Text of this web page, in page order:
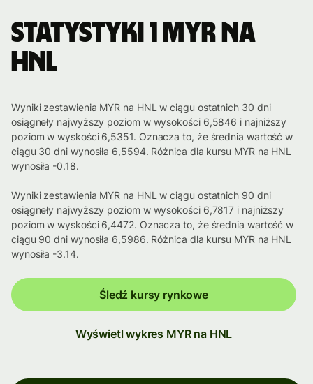
Statystyki 1 MYR na
HNL
Wyniki zestawienia MYR na HNL w ciągu ostatnich 30 dni
osiągneły najwyższy poziom w wysokości 6,5846 i najniższy
poziom w wyskości 6,5351. Oznacza to, że średnia wartość w
ciągu 30 dni wynosiła 6,5594. Różnica dla kursu MYR na HNL
wynosiła -0.18.
Wyniki zestawienia MYR na HNL w ciągu ostatnich 90 dni
osiągneły najwyższy poziom w wysokości 6,7817 i najniższy
poziom w wyskości 6,4472. Oznacza to, że średnia wartość w
ciągu 90 dni wynosiła 6,5986. Różnica dla kursu MYR na HNL
wynosiła -3.14.
Śledź kursy rynkowe
Wyświetl wykres MYR na HNL